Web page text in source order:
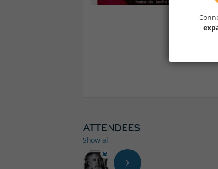
ATTENDEES
Show all